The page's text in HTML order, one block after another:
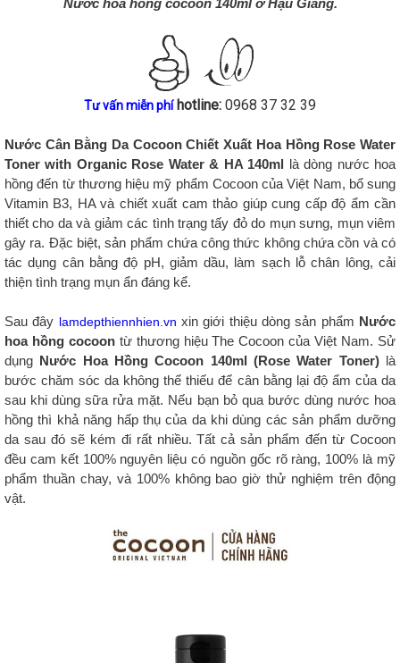
Nước hoa hồng cocoon 140ml ở Hậu Giang.
Tư vấn miễn phí hotline: 0968 37 32 39
Nước Cân Bằng Da Cocoon Chiết Xuất Hoa Hồng Rose Water
Toner with Organic Rose Water & HA 140ml là dòng nước hoa
hồng đến từ thương hiệu mỹ phẩm Cocoon của Việt Nam, bổ sung
Vitamin B3, HA và chiết xuất cam thảo giúp cung cấp độ ẩm cần
thiết cho da và giảm các tình trạng tấy đỏ do mụn sưng, mụn viêm
gây ra. Đặc biệt, sản phẩm chứa công thức không chứa cồn và có
tác dụng cân bằng độ pH, giảm dầu, làm sạch lỗ chân lông, cải
thiện tình trạng mụn ẩn đáng kể.
Sau đây lamdepthiennhien.vn xin giới thiệu dòng sản phẩm Nước
hoa hồng cocoontừ thương hiệu The Cocoon của Việt Nam. Sử
dụng Nước Hoa Hồng Cocoon 140ml (Rose Water Toner)là
bước chăm sóc da không thể thiếu để cân bằng lại độ ẩm của da
sau khi dùng sữa rửa mặt. Nếu bạn bỏ qua bước dùng nước hoa
hồng thì khả năng hấp thụ của da khi dùng các sản phẩm dưỡng
da sau đó sẽ kém đi rất nhiều. Tất cả sản phẩm đến từ Cocoon
đều cam kết 100% nguyên liệu có nguồn gốc rõ ràng, 100% là mỹ
phẩm thuần chay, và 100% không bao giờ thử nghiệm trên động
vật.